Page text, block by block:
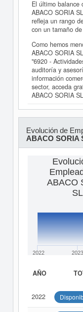
El último balance
ABACO SORIA
refleja un rango
con un tamaño
Como hemos
ABACO SORIA
"6920 -
auditoría y
información
sector, acceda
ABACO SORIA
Evolución de
ABACO SORIA
ABACO
SL
2022 2023
AÑO
2022